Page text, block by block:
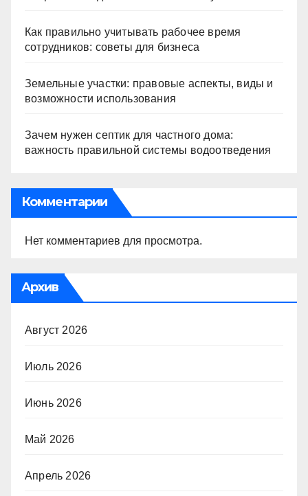
Как правильно учитывать рабочее время
сотрудников: советы для бизнеса
Земельные участки: правовые аспекты, виды и
возможности использования
Зачем нужен септик для частного дома:
важность правильной системы водоотведения
Комментарии
Нет комментариев для просмотра.
Архив
Август 2026
Июль 2026
Июнь 2026
Май 2026
Апрель 2026